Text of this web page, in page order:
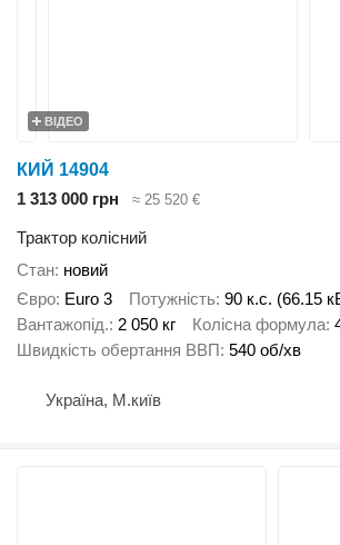
ВІДЕО
КИЙ 14904
1 313 000 грн
≈ 25 520 €
Трактор колісний
Стан новий
Євро Euro 3 Потужність 90 к.с. (66.15
Вантажопід. 2 050 кг Колісна формула
Швидкість обертання ВВП 540 об/хв
Україна, М.київ